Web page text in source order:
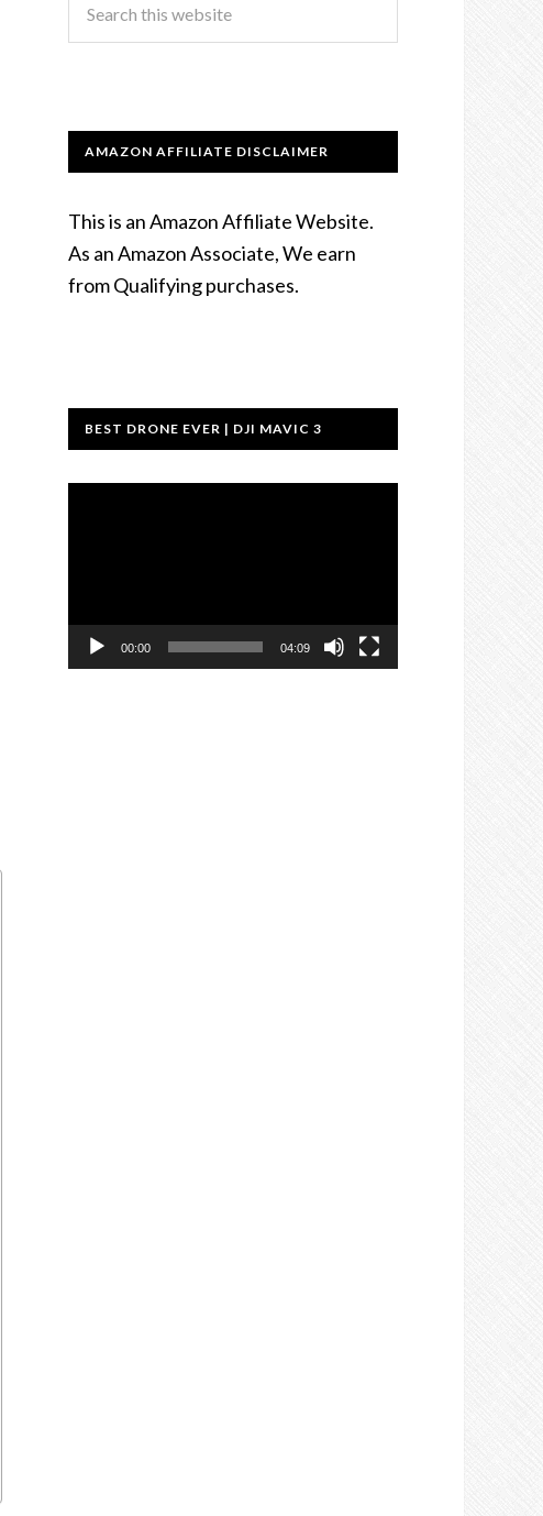
AMAZON AFFILIATE DISCLAIMER
This is an Amazon Affiliate Website.
As an Amazon Associate, We earn
from Qualifying purchases.
BEST DRONE EVER | DJI MAVIC 3
00:00 04:09